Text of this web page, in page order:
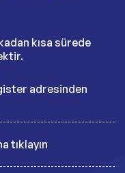
kısa sürede
adresinden
tıklayın